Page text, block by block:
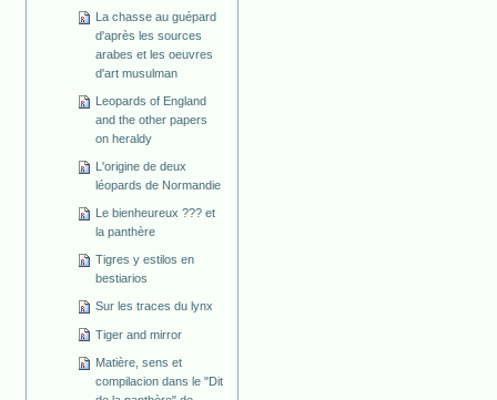
La chasse au guépard
d'après les sources
arabes et les oeuvres
d'art musulman
Leopards of England
and the other papers
on heraldy
L'origine de deux
léopards de Normandie
Le bienheureux ??? et
la panthère
Tigres y estilos en
bestiarios
Sur les traces du lynx
Tiger and mirror
Matière, sens et
compilacion dans le "Dit